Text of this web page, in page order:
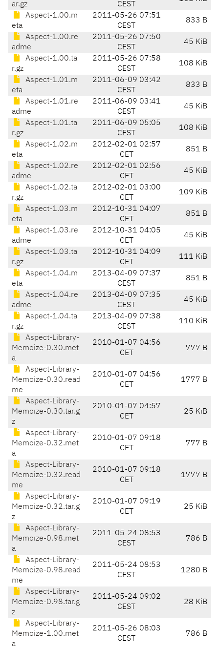
ar.gz CEST
Aspect-1.00.m
eta
2011-05-26 07:51
CEST
833 B
Aspect-1.00.re
adme
2011-05-26 07:50
CEST
45 KiB
Aspect-1.00.ta
r.gz
2011-05-26 07:58
CEST
108 KiB
Aspect-1.01.m
eta
2011-06-09 03:42
CEST
833 B
Aspect-1.01.re
adme
2011-06-09 03:41
CEST
45 KiB
Aspect-1.01.ta
r.gz
2011-06-09 05:05
CEST
108 KiB
Aspect-1.02.m
eta
2012-02-01 02:57
CET
851 B
Aspect-1.02.re
adme
2012-02-01 02:56
CET
45 KiB
Aspect-1.02.ta
r.gz
2012-02-01 03:00
CET
109 KiB
Aspect-1.03.m
eta
2012-10-31 04:07
CET
851 B
Aspect-1.03.re
adme
2012-10-31 04:05
CET
45 KiB
Aspect-1.03.ta
r.gz
2012-10-31 04:09
CET
111 KiB
Aspect-1.04.m
eta
2013-04-09 07:37
CEST
851 B
Aspect-1.04.re
adme
2013-04-09 07:35
CEST
45 KiB
Aspect-1.04.ta
r.gz
2013-04-09 07:38
CEST
110 KiB
Aspect-Library-
Memoize-0.30.met
a
2010-01-07 04:56
CET
777 B
Aspect-Library-
Memoize-0.30.read
me
2010-01-07 04:56
CET
1777 B
Aspect-Library-
Memoize-0.30.tar.g
z
2010-01-07 04:57
CET
25 KiB
Aspect-Library-
Memoize-0.32.met
a
2010-01-07 09:18
CET
777 B
Aspect-Library-
Memoize-0.32.read
me
2010-01-07 09:18
CET
1777 B
Aspect-Library-
Memoize-0.32.tar.g
z
2010-01-07 09:19
CET
25 KiB
Aspect-Library-
Memoize-0.98.met
a
2011-05-24 08:53
CEST
786 B
Aspect-Library-
Memoize-0.98.read
me
2011-05-24 08:53
CEST
1280 B
Aspect-Library-
Memoize-0.98.tar.g
z
2011-05-24 09:02
CEST
28 KiB
Aspect-Library-
Memoize-1.00.met
a
2011-05-26 08:03
CEST
786 B